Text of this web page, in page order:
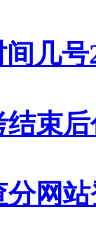
几
结束
分网